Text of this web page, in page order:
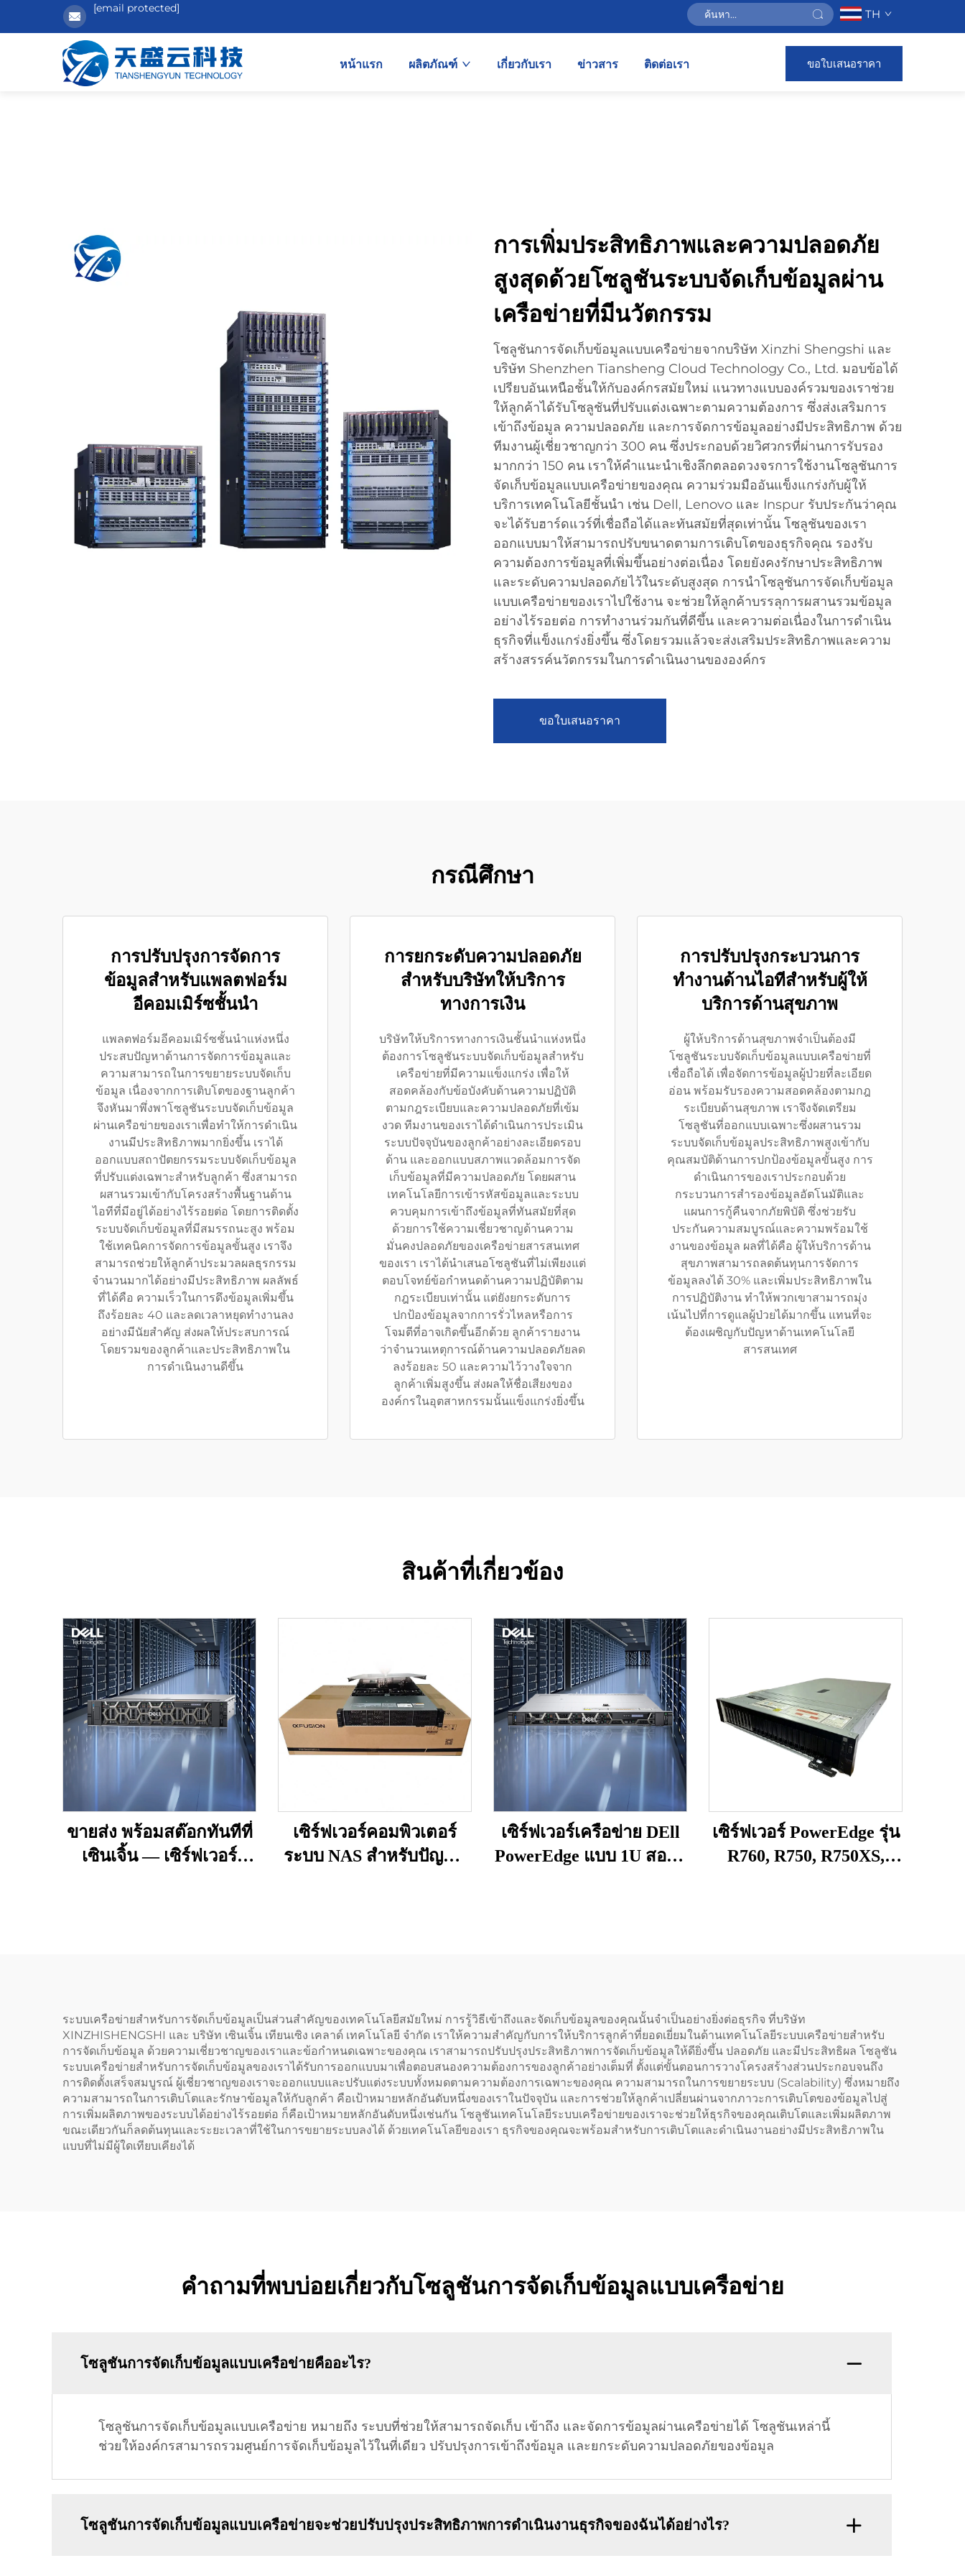
[email protected] TH
หน้าแรก ผลิตภัณฑ์ เกี่ยวกับเรา ข่าวสาร ติดต่อเรา ขอใบเสนอราคา
การเพิ่มประสิทธิภาพและความปลอดภัย
สูงสุดด้วยโซลูชันระบบจัดเก็บข้อมูลผ่าน
เครือข่ายที่มีนวัตกรรม
โซลูชันการจัดเก็บข้อมูลแบบเครือข่ายจากบริษัท Xinzhi Shengshi และ
บริษัท Shenzhen Tiansheng Cloud Technology Co., Ltd. มอบข้อได้
เปรียบอันเหนือชั้นให้กับองค์กรสมัยใหม่ แนวทางแบบองค์รวมของเราช่วย
ให้ลูกค้าได้รับโซลูชันที่ปรับแต่งเฉพาะตามความต้องการ ซึ่งส่งเสริมการ
เข้าถึงข้อมูล ความปลอดภัย และการจัดการข้อมูลอย่างมีประสิทธิภาพ ด้วย
ทีมงานผู้เชี่ยวชาญกว่า 300 คน ซึ่งประกอบด้วยวิศวกรที่ผ่านการรับรอง
มากกว่า 150 คน เราให้คำแนะนำเชิงลึกตลอดวงจรการใช้งานโซลูชันการ
จัดเก็บข้อมูลแบบเครือข่ายของคุณ ความร่วมมืออันแข็งแกร่งกับผู้ให้
บริการเทคโนโลยีชั้นนำ เช่น Dell, Lenovo และ Inspur รับประกันว่าคุณ
จะได้รับฮาร์ดแวร์ที่เชื่อถือได้และทันสมัยที่สุดเท่านั้น โซลูชันของเรา
ออกแบบมาให้สามารถปรับขนาดตามการเติบโตของธุรกิจคุณ รองรับ
ความต้องการข้อมูลที่เพิ่มขึ้นอย่างต่อเนื่อง โดยยังคงรักษาประสิทธิภาพ
และระดับความปลอดภัยไว้ในระดับสูงสุด การนำโซลูชันการจัดเก็บข้อมูล
แบบเครือข่ายของเราไปใช้งาน จะช่วยให้ลูกค้าบรรลุการผสานรวมข้อมูล
อย่างไร้รอยต่อ การทำงานร่วมกันที่ดีขึ้น และความต่อเนื่องในการดำเนิน
ธุรกิจที่แข็งแกร่งยิ่งขึ้น ซึ่งโดยรวมแล้วจะส่งเสริมประสิทธิภาพและความ
สร้างสรรค์นวัตกรรมในการดำเนินงานขององค์กร
ขอใบเสนอราคา
กรณีศึกษา
การปรับปรุงการจัดการ
ข้อมูลสำหรับแพลตฟอร์ม
อีคอมเมิร์ซชั้นนำ
แพลตฟอร์มอีคอมเมิร์ซชั้นนำแห่งหนึ่ง
ประสบปัญหาด้านการจัดการข้อมูลและ
ความสามารถในการขยายระบบจัดเก็บ
ข้อมูล เนื่องจากการเติบโตของฐานลูกค้า
จึงหันมาพึ่งพาโซลูชันระบบจัดเก็บข้อมูล
ผ่านเครือข่ายของเราเพื่อทำให้การดำเนิน
งานมีประสิทธิภาพมากยิ่งขึ้น เราได้
ออกแบบสถาปัตยกรรมระบบจัดเก็บข้อมูล
ที่ปรับแต่งเฉพาะสำหรับลูกค้า ซึ่งสามารถ
ผสานรวมเข้ากับโครงสร้างพื้นฐานด้าน
ไอทีที่มีอยู่ได้อย่างไร้รอยต่อ โดยการติดตั้ง
ระบบจัดเก็บข้อมูลที่มีสมรรถนะสูง พร้อม
ใช้เทคนิคการจัดการข้อมูลขั้นสูง เราจึง
สามารถช่วยให้ลูกค้าประมวลผลธุรกรรม
จำนวนมากได้อย่างมีประสิทธิภาพ ผลลัพธ์
ที่ได้คือ ความเร็วในการดึงข้อมูลเพิ่มขึ้น
ถึงร้อยละ 40 และลดเวลาหยุดทำงานลง
อย่างมีนัยสำคัญ ส่งผลให้ประสบการณ์
โดยรวมของลูกค้าและประสิทธิภาพใน
การดำเนินงานดีขึ้น
การยกระดับความปลอดภัย
สำหรับบริษัทให้บริการ
ทางการเงิน
บริษัทให้บริการทางการเงินชั้นนำแห่งหนึ่ง
ต้องการโซลูชันระบบจัดเก็บข้อมูลสำหรับ
เครือข่ายที่มีความแข็งแกร่ง เพื่อให้
สอดคล้องกับข้อบังคับด้านความปฏิบัติ
ตามกฎระเบียบและความปลอดภัยที่เข้ม
งวด ทีมงานของเราได้ดำเนินการประเมิน
ระบบปัจจุบันของลูกค้าอย่างละเอียดรอบ
ด้าน และออกแบบสภาพแวดล้อมการจัด
เก็บข้อมูลที่มีความปลอดภัย โดยผสาน
เทคโนโลยีการเข้ารหัสข้อมูลและระบบ
ควบคุมการเข้าถึงข้อมูลที่ทันสมัยที่สุด
ด้วยการใช้ความเชี่ยวชาญด้านความ
มั่นคงปลอดภัยของเครือข่ายสารสนเทศ
ของเรา เราได้นำเสนอโซลูชันที่ไม่เพียงแต่
ตอบโจทย์ข้อกำหนดด้านความปฏิบัติตาม
กฎระเบียบเท่านั้น แต่ยังยกระดับการ
ปกป้องข้อมูลจากการรั่วไหลหรือการ
โจมตีที่อาจเกิดขึ้นอีกด้วย ลูกค้ารายงาน
ว่าจำนวนเหตุการณ์ด้านความปลอดภัยลด
ลงร้อยละ 50 และความไว้วางใจจาก
ลูกค้าเพิ่มสูงขึ้น ส่งผลให้ชื่อเสียงของ
องค์กรในอุตสาหกรรมนั้นแข็งแกร่งยิ่งขึ้น
การปรับปรุงกระบวนการ
ทำงานด้านไอทีสำหรับผู้ให้
บริการด้านสุขภาพ
ผู้ให้บริการด้านสุขภาพจำเป็นต้องมี
โซลูชันระบบจัดเก็บข้อมูลแบบเครือข่ายที่
เชื่อถือได้ เพื่อจัดการข้อมูลผู้ป่วยที่ละเอียด
อ่อน พร้อมรับรองความสอดคล้องตามกฎ
ระเบียบด้านสุขภาพ เราจึงจัดเตรียม
โซลูชันที่ออกแบบเฉพาะซึ่งผสานรวม
ระบบจัดเก็บข้อมูลประสิทธิภาพสูงเข้ากับ
คุณสมบัติด้านการปกป้องข้อมูลขั้นสูง การ
ดำเนินการของเราประกอบด้วย
กระบวนการสำรองข้อมูลอัตโนมัติและ
แผนการกู้คืนจากภัยพิบัติ ซึ่งช่วยรับ
ประกันความสมบูรณ์และความพร้อมใช้
งานของข้อมูล ผลที่ได้คือ ผู้ให้บริการด้าน
สุขภาพสามารถลดต้นทุนการจัดการ
ข้อมูลลงได้ 30% และเพิ่มประสิทธิภาพใน
การปฏิบัติงาน ทำให้พวกเขาสามารถมุ่ง
เน้นไปที่การดูแลผู้ป่วยได้มากขึ้น แทนที่จะ
ต้องเผชิญกับปัญหาด้านเทคโนโลยี
สารสนเทศ
สินค้าที่เกี่ยวข้อง
ขายส่ง พร้อมสต๊อกทันทีที่
เซินเจิ้น — เซิร์ฟเวอร์
เซิร์ฟเวอร์คอมพิวเตอร์
ระบบ NAS สำหรับปัญญา
การแสดงผล 4K ในราคาที่
คุ้มค่า
เซิร์ฟเวอร์เครือข่าย DEll
PowerEdge แบบ 1U สองซ็
เซิร์ฟเวอร์ PowerEdge รุ่น
R760, R750, R750XS,
ระบบเครือข่ายสำหรับการจัดเก็บข้อมูลเป็นส่วนสำคัญของเทคโนโลยีสมัยใหม่ การรู้วิธีเข้าถึงและจัดเก็บข้อมูลของคุณนั้นจำเป็นอย่างยิ่งต่อธุรกิจ ที่บริษัท
XINZHISHENGSHI และ บริษัท เซินเจิ้น เทียนเซิง เคลาด์ เทคโนโลยี จำกัด เราให้ความสำคัญกับการให้บริการลูกค้าที่ยอดเยี่ยมในด้านเทคโนโลยีระบบเครือข่ายสำหรับ
การจัดเก็บข้อมูล ด้วยความเชี่ยวชาญของเราและข้อกำหนดเฉพาะของคุณ เราสามารถปรับปรุงประสิทธิภาพการจัดเก็บข้อมูลให้ดียิ่งขึ้น ปลอดภัย และมีประสิทธิผล โซลูชัน
ระบบเครือข่ายสำหรับการจัดเก็บข้อมูลของเราได้รับการออกแบบมาเพื่อตอบสนองความต้องการของลูกค้าอย่างเต็มที่ ตั้งแต่ขั้นตอนการวางโครงสร้างส่วนประกอบจนถึง
การติดตั้งเสร็จสมบูรณ์ ผู้เชี่ยวชาญของเราจะออกแบบและปรับแต่งระบบทั้งหมดตามความต้องการเฉพาะของคุณ ความสามารถในการขยายระบบ (Scalability) ซึ่งหมายถึง
ความสามารถในการเติบโตและรักษาข้อมูลให้กับลูกค้า คือเป้าหมายหลักอันดับหนึ่งของเราในปัจจุบัน และการช่วยให้ลูกค้าเปลี่ยนผ่านจากภาวะการเติบโตของข้อมูลไปสู่
การเพิ่มผลิตภาพของระบบได้อย่างไร้รอยต่อ ก็คือเป้าหมายหลักอันดับหนึ่งเช่นกัน โซลูชันเทคโนโลยีระบบเครือข่ายของเราจะช่วยให้ธุรกิจของคุณเติบโตและเพิ่มผลิตภาพ
ขณะเดียวกันก็ลดต้นทุนและระยะเวลาที่ใช้ในการขยายระบบลงได้ ด้วยเทคโนโลยีของเรา ธุรกิจของคุณจะพร้อมสำหรับการเติบโตและดำเนินงานอย่างมีประสิทธิภาพใน
แบบที่ไม่มีผู้ใดเทียบเคียงได้
คำถามที่พบบ่อยเกี่ยวกับโซลูชันการจัดเก็บข้อมูลแบบเครือข่าย
โซลูชันการจัดเก็บข้อมูลแบบเครือข่ายคืออะไร?
โซลูชันการจัดเก็บข้อมูลแบบเครือข่าย หมายถึง ระบบที่ช่วยให้สามารถจัดเก็บ เข้าถึง และจัดการข้อมูลผ่านเครือข่ายได้ โซลูชันเหล่านี้
ช่วยให้องค์กรสามารถรวมศูนย์การจัดเก็บข้อมูลไว้ในที่เดียว ปรับปรุงการเข้าถึงข้อมูล และยกระดับความปลอดภัยของข้อมูล
โซลูชันการจัดเก็บข้อมูลแบบเครือข่ายจะช่วยปรับปรุงประสิทธิภาพการดำเนินงานธุรกิจของฉันได้อย่างไร?